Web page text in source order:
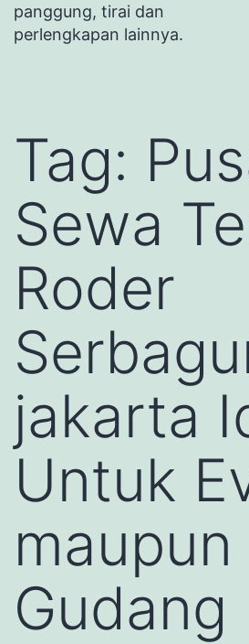
panggung, tirai dan
perlengkapan lainnya.
Tag:
Sewa
Roder
jakarta
Untuk
maupun
Gudang